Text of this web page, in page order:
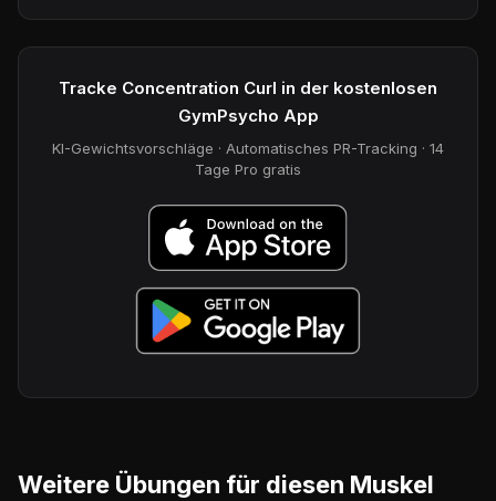
Tracke Concentration Curl in der kostenlosen
GymPsycho App
KI-Gewichtsvorschläge · Automatisches PR-Tracking · 14
Tage Pro gratis
Weitere Übungen für diesen Muskel